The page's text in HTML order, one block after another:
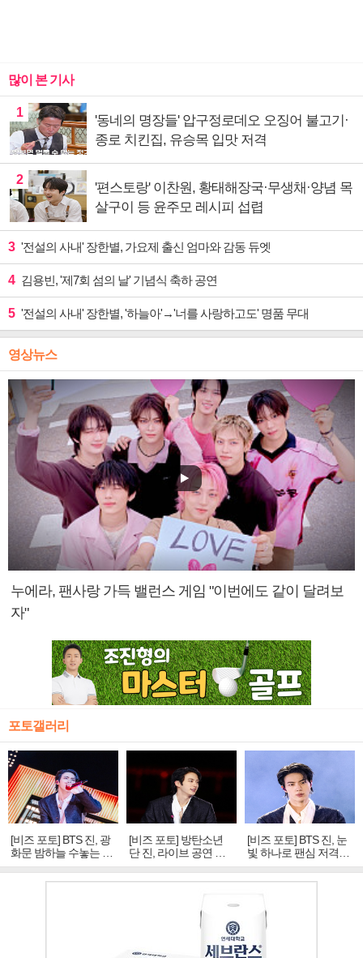
많이 본 기사
1
'동네의 명장들' 압구정로데오 오징어 불고기·
종로 치킨집, 유승목 입맛 저격
2
'편스토랑' 이찬원, 황태해장국·무생채·양념 목
살구이 등 윤주모 레시피 섭렵
3 '전설의 사내' 장한별, 가요제 출신 엄마와 감동 듀엣
4 김용빈, '제7회 섬의 날' 기념식 축하 공연
5 '전설의 사내' 장한별, '하늘아'→'너를 사랑하고도' 명품 무대
영상뉴스
누에라, 팬사랑 가득 밸런스 게임 "이번에도 같이 달려보
자"
포토갤러리
[비즈 포토] BTS 진, 광
화문 밤하늘 수놓는 '비
주얼 킹'의 열창
[비즈 포토] 방탄소년
단 진, 라이브 공연 중
빛나는 독보적 아우라
[비즈 포토] BTS 진, 눈
빛 하나로 팬심 저격…
독보적 카리스마